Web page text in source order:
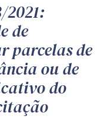
2021:
de
parcelas de
ou de
do